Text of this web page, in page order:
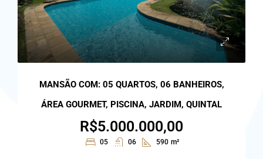
MANSÃO COM: 05 QUARTOS, 06 BANHEIROS,
ÁREA GOURMET, PISCINA, JARDIM, QUINTAL
R$5.000.000,00
05 06 590 m²